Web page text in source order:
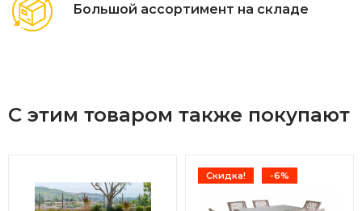
Большой ассортимент на складе
С этим товаром также покупают
Скидка! -6%